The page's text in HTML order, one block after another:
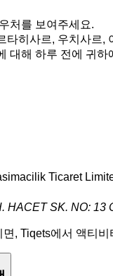
처를 보여주세요.
타히사르, 우치사르,
대해 하루 전에 귀하
Ticaret
HACET SK. NO:
면, Tiqets에서 액티